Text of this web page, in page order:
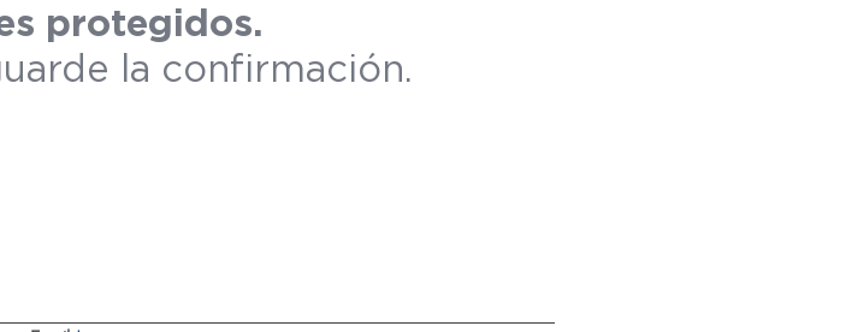
protegidos.
la confirmación.